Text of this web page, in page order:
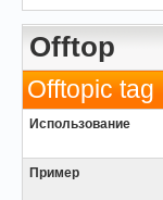
Offtop
Offtopic tag
Использование
Пример